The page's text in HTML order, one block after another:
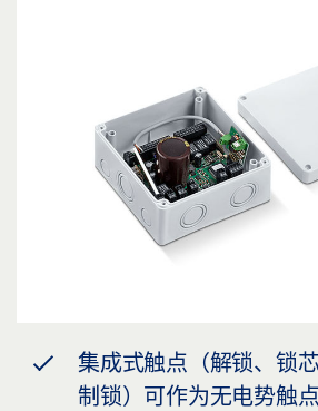
集成式触点（解锁、锁
制锁）可作为无电势触